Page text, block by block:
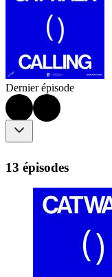
Dernier épisode
13 épisodes